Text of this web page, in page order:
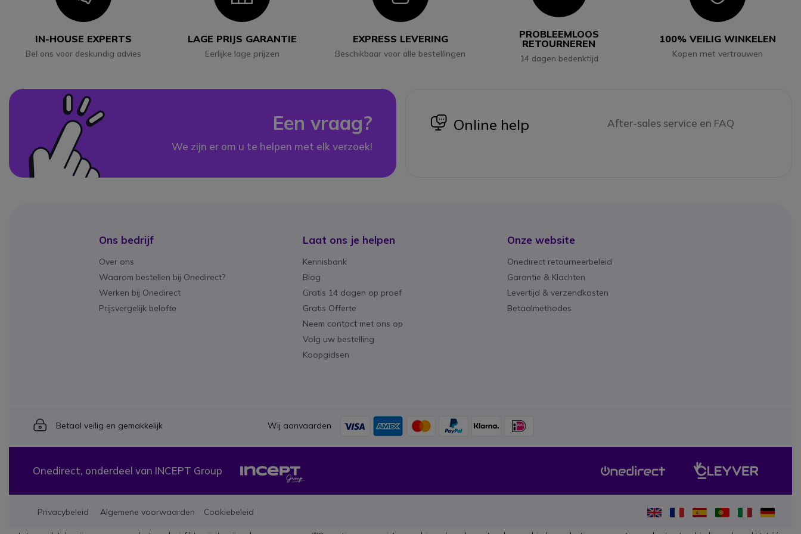
IN-HOUSE EXPERTS
Bel ons voor deskundig advies
LAGE PRIJS GARANTIE
Eerlijke lage prijzen
EXPRESS LEVERING
Beschikbaar voor alle bestellingen
PROBLEEMLOOS
RETOURNEREN
14 dagen bedenktijd
100% VEILIG WINKELEN
Kopen met vertrouwen
Een vraag?
We zijn er om u te helpen met elk verzoek!
icon
Online help After-sales service en FAQ
Ons bedrijf
Over ons
Waarom bestellen bij Onedirect?
Werken bij Onedirect
Prijsvergelijk belofte
Laat ons je helpen
Kennisbank
Blog
Gratis 14 dagen op proef
Gratis Offerte
Neem contact met ons op
Volg uw bestelling
Koopgidsen
Onze website
Onedirect retourneerbeleid
Garantie & Klachten
Levertijd & verzendkosten
Betaalmethodes
Icon
Betaal veilig en gemakkelijk Wij aanvaarden
Onedirect, onderdeel van INCEPT Group
Privacybeleid Algemene voorwaarden Cookiebeleid